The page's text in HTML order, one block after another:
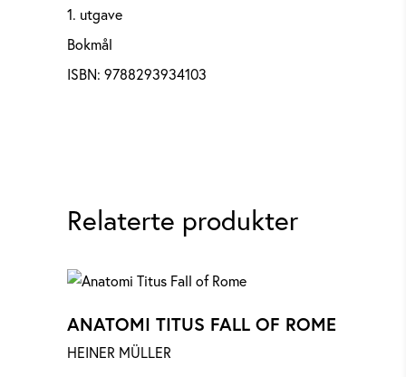
1. utgave
Bokmål
ISBN: 9788293934103
Relaterte produkter
ANATOMI TITUS FALL OF ROME
HEINER MÜLLER